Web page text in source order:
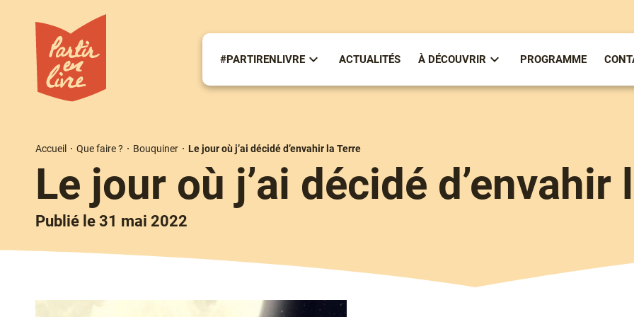
contenu
principal
#PARTIRENLIVRE
Sous-
#partirenlivre
ACTUALITÉS À DÉCOUVRIR
Sous-
À
PROGRAMME
d'Ariane
Accueil Que faire ? Bouquiner Le jour où j’ai décidé d’envahir la Terre
Le jour où j’ai décidé d’envahir
Publié le 31 mai 2022